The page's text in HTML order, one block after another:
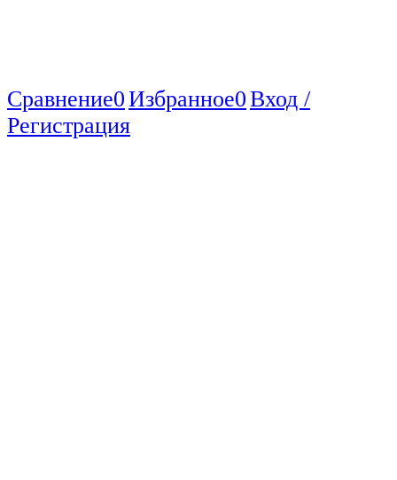
Сравнение0Избранное0Вход /
Регистрация